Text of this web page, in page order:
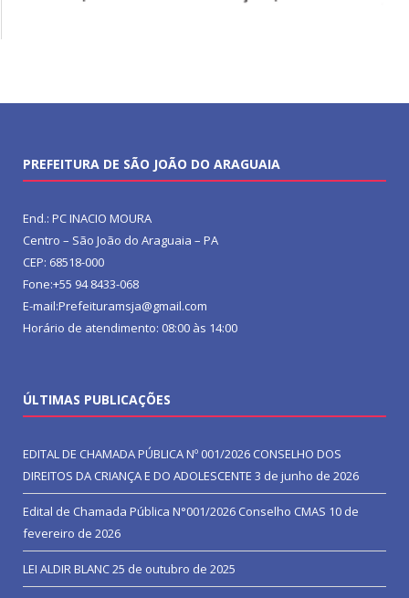
PREFEITURA DE SÃO JOÃO DO ARAGUAIA
End.: PC INACIO MOURA
Centro – São João do Araguaia – PA
CEP: 68518-000
Fone:+55 94 8433-068
E-mail:Prefeituramsja@gmail.com
Horário de atendimento: 08:00 às 14:00
ÚLTIMAS PUBLICAÇÕES
EDITAL DE CHAMADA PÚBLICA Nº 001/2026 CONSELHO DOS
DIREITOS DA CRIANÇA E DO ADOLESCENTE 3 de junho de 2026
Edital de Chamada Pública N°001/2026 Conselho CMAS 10 de
fevereiro de 2026
LEI ALDIR BLANC25 de outubro de 2025